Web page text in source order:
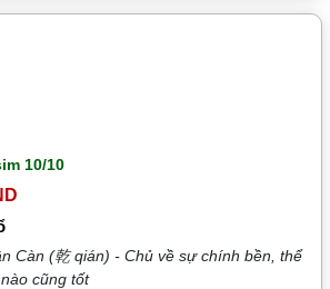
10/10
Càn (乾 qián) - Chủ về sự chính bền, thể
cũng tốt